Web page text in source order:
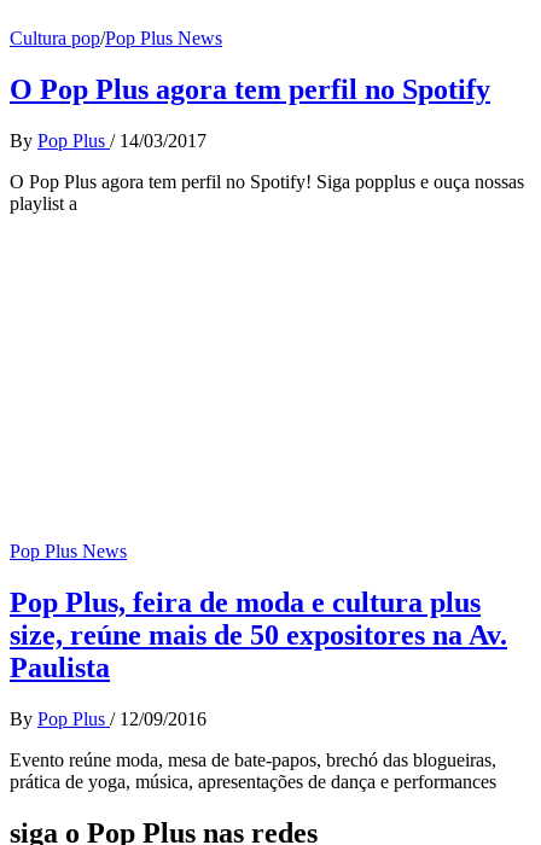
Cultura pop/Pop Plus News
O Pop Plus agora tem perfil no Spotify
By Pop Plus / 14/03/2017
O Pop Plus agora tem perfil no Spotify! Siga popplus e ouça nossas
playlist a
Pop Plus News
Pop Plus, feira de moda e cultura plus
size, reúne mais de 50 expositores na Av.
Paulista
By Pop Plus / 12/09/2016
Evento reúne moda, mesa de bate-papos, brechó das blogueiras,
prática de yoga, música, apresentações de dança e performances
siga o Pop Plus nas redes